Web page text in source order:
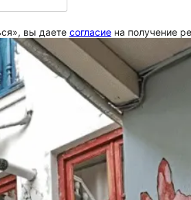
вы даете согласие на получение